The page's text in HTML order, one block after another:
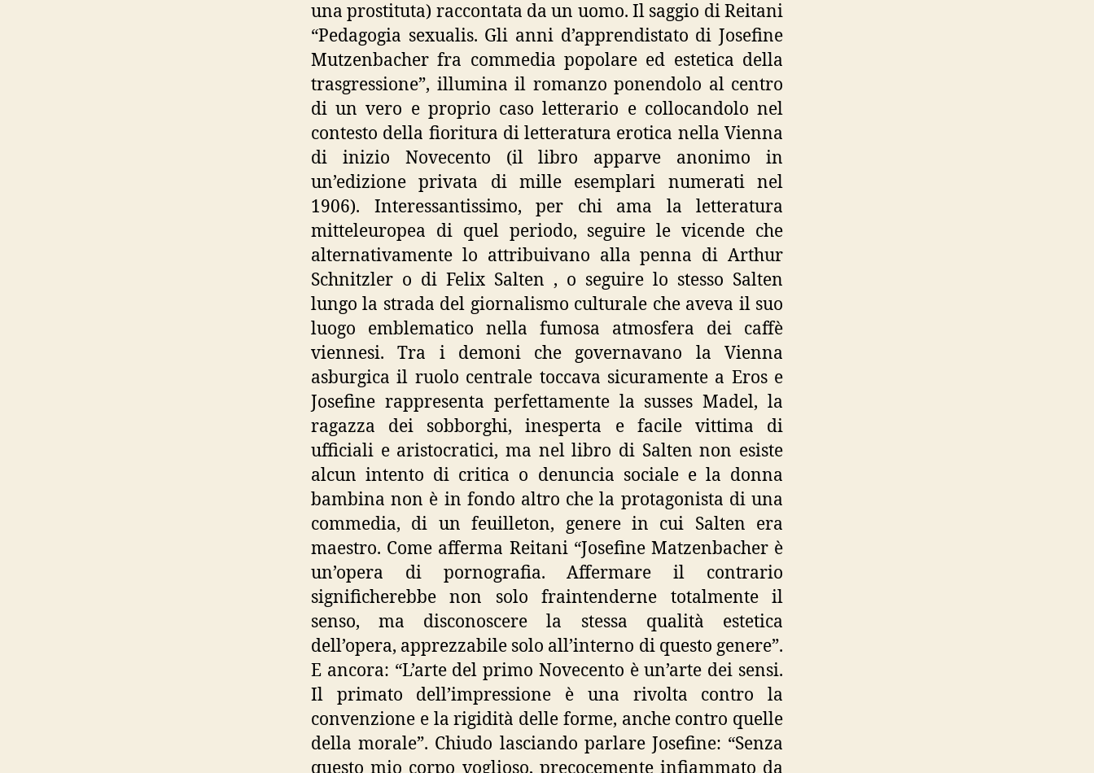
una prostituta) raccontata da un uomo. Il saggio di Reitani
“Pedagogia sexualis. Gli anni d’apprendistato di Josefine
Mutzenbacher fra commedia popolare ed estetica della
trasgressione”, illumina il romanzo ponendolo al centro
di un vero e proprio caso letterario e collocandolo nel
contesto della fioritura di letteratura erotica nella Vienna
di inizio Novecento (il libro apparve anonimo in
un’edizione privata di mille esemplari numerati nel
1906). Interessantissimo, per chi ama la letteratura
mitteleuropea di quel periodo, seguire le vicende che
alternativamente lo attribuivano alla penna di Arthur
Schnitzler o di Felix Salten , o seguire lo stesso Salten
lungo la strada del giornalismo culturale che aveva il suo
luogo emblematico nella fumosa atmosfera dei caffè
viennesi. Tra i demoni che governavano la Vienna
asburgica il ruolo centrale toccava sicuramente a Eros e
Josefine rappresenta perfettamente la susses Madel, la
ragazza dei sobborghi, inesperta e facile vittima di
ufficiali e aristocratici, ma nel libro di Salten non esiste
alcun intento di critica o denuncia sociale e la donna
bambina non è in fondo altro che la protagonista di una
commedia, di un feuilleton, genere in cui Salten era
maestro. Come afferma Reitani “Josefine Matzenbacher è
un’opera di pornografia. Affermare il contrario
significherebbe non solo fraintenderne totalmente il
senso, ma disconoscere la stessa qualità estetica
dell’opera, apprezzabile solo all’interno di questo genere”.
E ancora: “L’arte del primo Novecento è un’arte dei sensi.
Il primato dell’impressione è una rivolta contro la
convenzione e la rigidità delle forme, anche contro quelle
della morale”. Chiudo lasciando parlare Josefine: “Senza
questo mio corpo voglioso, precocemente infiammato da